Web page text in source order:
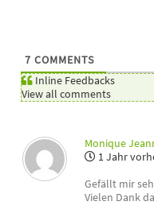
7 COMMENTS
Inline Feedbacks
View all comments
Monique
1 Jahr
Gefällt mir
Vielen Dank